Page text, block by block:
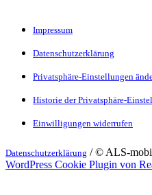
Impressum
Datenschutzerklärung
Privatsphäre-Einstellungen
Historie der Privatsphäre-
Einwilligungen widerrufen
Datenschutzerklärung / © ALS-
WordPress Cookie Plugin von